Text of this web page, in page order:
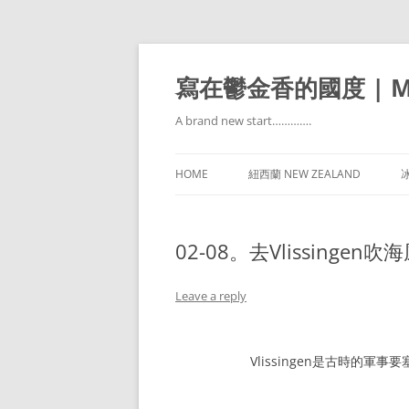
寫在鬱金香的國度 |
A brand new start………….
HOME 紐西蘭 NEW ZEALAND
02-08。去Vlissingen吹
Leave a reply
Vlissingen是古時的軍事要